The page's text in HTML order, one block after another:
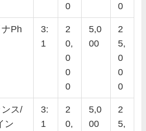
0
0
Ph
3:
1
2
0,
0
0
0
5,0
00
2
5,
0
0
0
ス/
ン
3:
1
2
0,
5,0
00
2
5,